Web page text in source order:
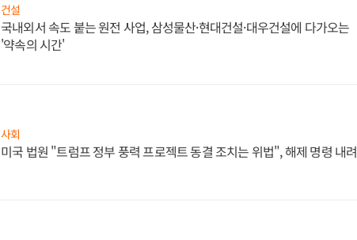
건설
국내외서 속도 붙는 원전 사업, 삼성물산·현대건설·대우건설에 다가오는
'약속의 시간'
사회
미국 법원 "트럼프 정부 풍력 프로젝트 동결 조치는 위법", 해제 명령 내려